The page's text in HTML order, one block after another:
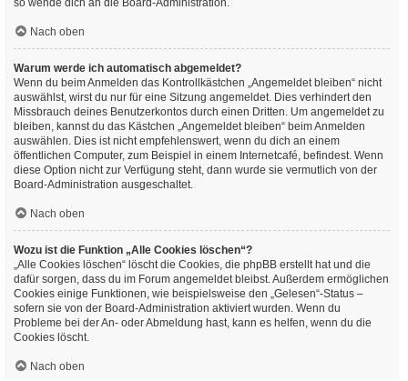
so wende dich an die Board-Administration.
Nach oben
Warum werde ich automatisch abgemeldet?
Wenn du beim Anmelden das Kontrollkästchen „Angemeldet bleiben“ nicht
auswählst, wirst du nur für eine Sitzung angemeldet. Dies verhindert den
Missbrauch deines Benutzerkontos durch einen Dritten. Um angemeldet zu
bleiben, kannst du das Kästchen „Angemeldet bleiben“ beim Anmelden
auswählen. Dies ist nicht empfehlenswert, wenn du dich an einem
öffentlichen Computer, zum Beispiel in einem Internetcafé, befindest. Wenn
diese Option nicht zur Verfügung steht, dann wurde sie vermutlich von der
Board-Administration ausgeschaltet.
Nach oben
Wozu ist die Funktion „Alle Cookies löschen“?
„Alle Cookies löschen“ löscht die Cookies, die phpBB erstellt hat und die
dafür sorgen, dass du im Forum angemeldet bleibst. Außerdem ermöglichen
Cookies einige Funktionen, wie beispielsweise den „Gelesen“-Status –
sofern sie von der Board-Administration aktiviert wurden. Wenn du
Probleme bei der An- oder Abmeldung hast, kann es helfen, wenn du die
Cookies löscht.
Nach oben